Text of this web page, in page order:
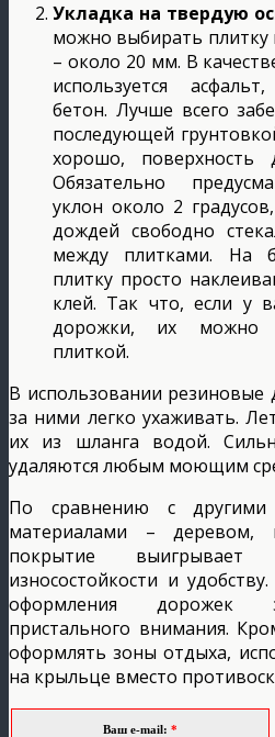
Укладка на твердую
можно выбирать
– около 20 мм. В
используется
бетон. Лучше всего
последующей
хорошо,
Обязательно
уклон около 2
дождей свободно
между плитками. На
плитку просто
клей. Так что, если у
дорожки, их можно
плиткой.
В использовании
за ними легко ухаживать.
их из шланга водой.
удаляются любым моющим
По сравнению с
материалами – деревом,
покрытие выигрывает
износостойкости и
оформления дорожек
пристального внимания.
оформлять зоны отдыха,
на крыльце вместо
Ваш e-mail: *